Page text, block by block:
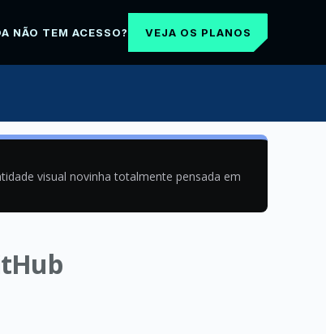
NÃO TEM ACESSO? VEJA OS PLANOS
visual novinha totalmente pensada em